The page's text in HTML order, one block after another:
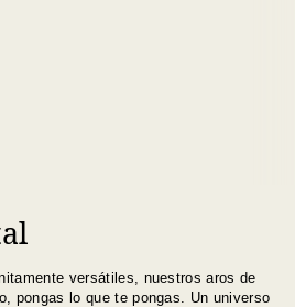
versátiles, nuestros aros de
pongas lo que te pongas. Un universo